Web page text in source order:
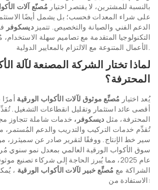
بالنسبة للمشترين، لا يقتصر اختيار مُصنّع آلات
على شراء المعدات فحسب؛ بل يشمل أيضًا
الدعم الفني والصيانة والتخصيص. تتميزديسكوفر
التكنولوجيا المتقدمة مع تصاميم سهلة الاستخدام،
الأعمال المتنوعة مع الالتزام بالمعايير الدولية.
لماذا تختار الشركة المصنعة لآلة
المحترفة؟
يُعد اختيار مُصنِّع موثوق لآلات الأكواب الورقية أمرًا
أقصى عائد استثمار وتقليل انقطاعات التشغيل.
المحترفة، مثل ديسكوفر، خدمات شاملة تتجاوز
تُقدِّم خدمات التركيب والتدريب والدعم
سير خط الإنتاج. ووفقًا لتقرير صادر عن سميثرز،
عام 2025، مما يُبرز الحاجة إلى شركاء تصنيع
الشراكة مع مُصنِّع خبير لآلات الأكواب الورقية ،
الاستفادة من: